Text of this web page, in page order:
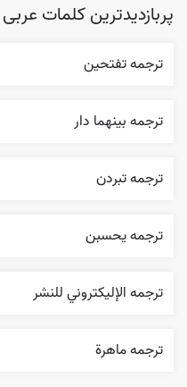
پربازدیدترین کلمات عربی
ترجمه تفتحين
ترجمه بينهما دار
ترجمه تبردن
ترجمه يحسبن
ترجمه الإليکتروني للنشر
ترجمه ماهرة